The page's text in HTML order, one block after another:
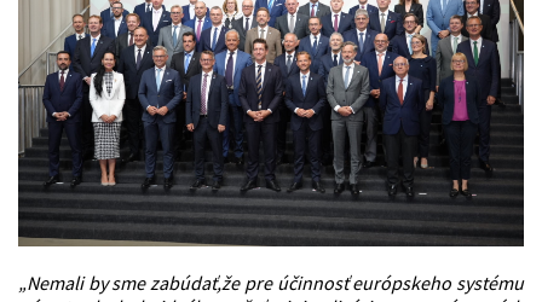
„Nemali by sme zabúdať,že pre účinnosť európskeho systému